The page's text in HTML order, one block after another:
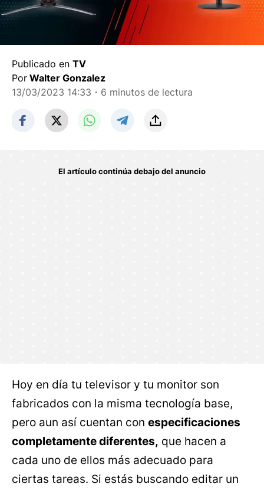
Publicado en TV
Por Walter Gonzalez
13/03/2023 14:33 ・6 minutos de lectura
Hoy en día tu televisor y tu monitor son
fabricados con la misma tecnología base,
pero aun así cuentan con especificaciones
completamente diferentes, que hacen a
cada uno de ellos más adecuado para
ciertas tareas. Si estás buscando editar un